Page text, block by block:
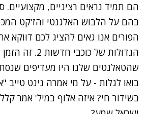
הם תמיד נראים רציניים, מקצועיים.
בהם על הלבוש האלגנטי והז'קט
הפורים אנו גאים להציג לכם דווקא
הגדולות של כוכבי
שהטאלנטים שלנו היו מעדיפים
בואו לגלות - על מי אמרה נינט טייב
בשידור חי? איזה אלוף במיל' אמר